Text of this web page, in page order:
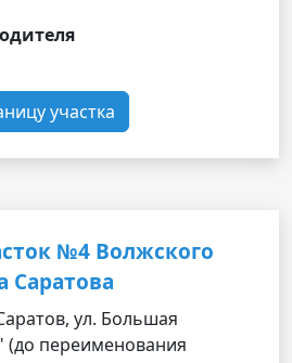
участка
№4 Волжского
Саратова
ул. Большая
(до переименования